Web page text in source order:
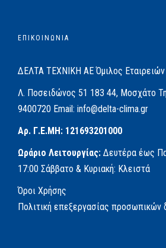
ΕΠΙΚΟΙΝΩΝΙΑ
ΔΕΛΤΑ ΤΕΧΝΙΚΗ ΑΕΌμιλος Εταιρειών
Λ. Ποσειδώνος 51 183 44, Μοσχάτο
9400720 Email: info@delta-clima.gr
Αρ. Γ.Ε.ΜΗ: 121693201000
Ωράριο Λειτουργίας: Δευτέρα έως
17:00 Σάββατο & Κυριακή: Κλειστά
Όροι Χρήσης
Πολιτική επεξεργασίας προσωπικών